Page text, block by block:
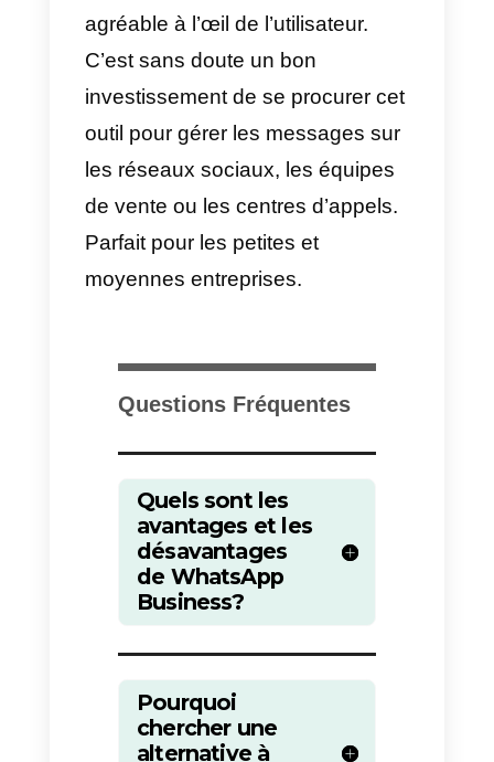
présentons ici les avantages et
les désavantages de l’utilisation
de WhatsApp Business pour
votre entreprise:
Avantages
3)Stabilité et sécurité
Groupes
Sauvegarde et attribution de
Désavantages